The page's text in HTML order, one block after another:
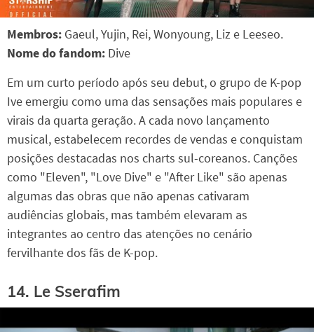
Membros: Gaeul, Yujin, Rei, Wonyoung, Liz e Leeseo.
Nome do fandom: Dive
Em um curto período após seu debut, o grupo de K-pop
Ive emergiu como uma das sensações mais populares e
virais da quarta geração. A cada novo lançamento
musical, estabelecem recordes de vendas e conquistam
posições destacadas nos charts sul-coreanos. Canções
como "Eleven", "Love Dive" e "After Like" são apenas
algumas das obras que não apenas cativaram
audiências globais, mas também elevaram as
integrantes ao centro das atenções no cenário
fervilhante dos fãs de K-pop.
14. Le Sserafim